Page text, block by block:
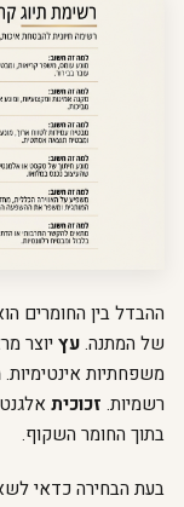
ההבדל בין החומרים
של המתנה.עץ יוצר
משפחתיות אינטימיות.
רשמיות. זכוכית
בתוך החומר השקוף.
בעת הבחירה כדאי